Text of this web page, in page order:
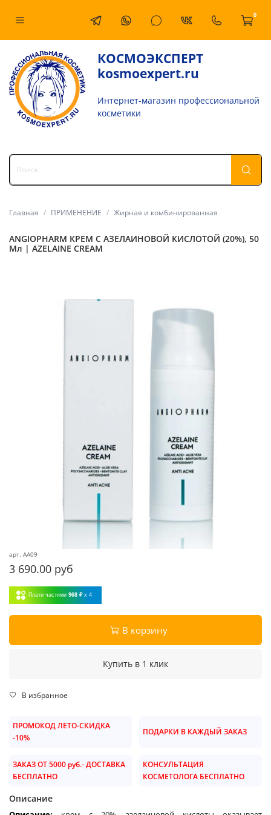
0
КОСМОЭКСПЕРТ
kosmoexpert.ru
Интернет-магазин профессиональной
косметики
Главная ПРИМЕНЕНИЕ Жирная и комбинированная
ANGIOPHARM КРЕМ С АЗЕЛАИНОВОЙ КИСЛОТОЙ (20%), 50
Мл | AZELAINE CREAM
арт. AA09
3 690.00 руб
Плати частями 968 ₽ x 4
В корзину
Купить в 1 клик
В избранное
ПРОМОКОД ЛЕТО-СКИДКА
-10%
ПОДАРКИ В КАЖДЫЙ ЗАКАЗ
ЗАКАЗ ОТ 5000 руб.- ДОСТАВКА
БЕСПЛАТНО
КОНСУЛЬТАЦИЯ
КОСМЕТОЛОГА БЕСПЛАТНО
Описание